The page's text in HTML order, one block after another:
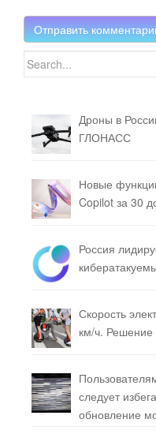
Search for:
Дроны в
ГЛОНАСС
Новые
Copilot за 30
Россия
Скорость
км/ч.
следует
обновление